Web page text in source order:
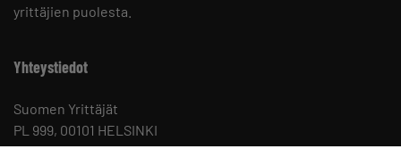
yrittäjien puolesta.
Yhteystiedot
Suomen Yrittäjät
PL 999, 00101 HELSINKI